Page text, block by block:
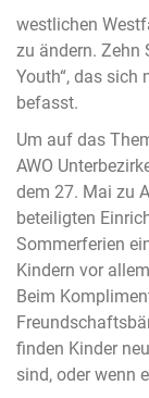
westlichen
zu ändern. Zehn
Youth“, das sich
befasst.
Um auf das
AWO
dem 27. Mai zu
beteiligten
Sommerferien
Kindern vor
Beim
finden Kinder
sind, oder wenn